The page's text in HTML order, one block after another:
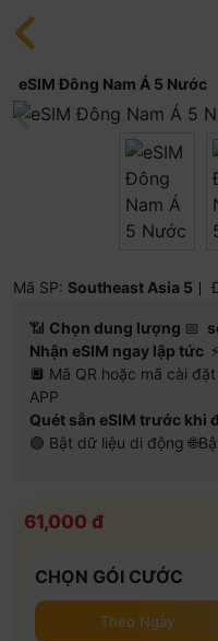
eSIM Đông Nam Á 5 Nước
Mã SP: Southeast Asia 5
📶 Chọn dung lượng 📅
Nhận eSIM ngay lập tức ⚡
🔲 Mã QR hoặc mã cài
APP
Quét sẵn eSIM trước khi
🟢 Bật dữ liệu di động
61,000 đ
CHỌN GÓI CƯỚC
Theo Ngày